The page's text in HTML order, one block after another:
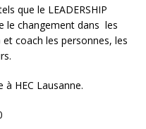
que le LEADERSHIP
le changement dans les
et coach les personnes, les
à HEC Lausanne.